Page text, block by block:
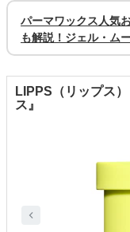
パーマワックス人気
も解説！ジェル・ム
LIPPS（リップス
ス』